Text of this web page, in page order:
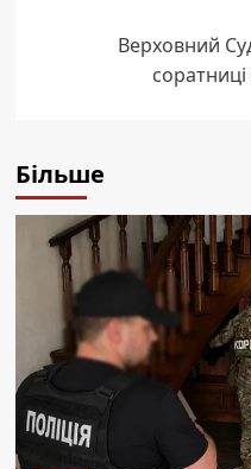
Верховний
Більше